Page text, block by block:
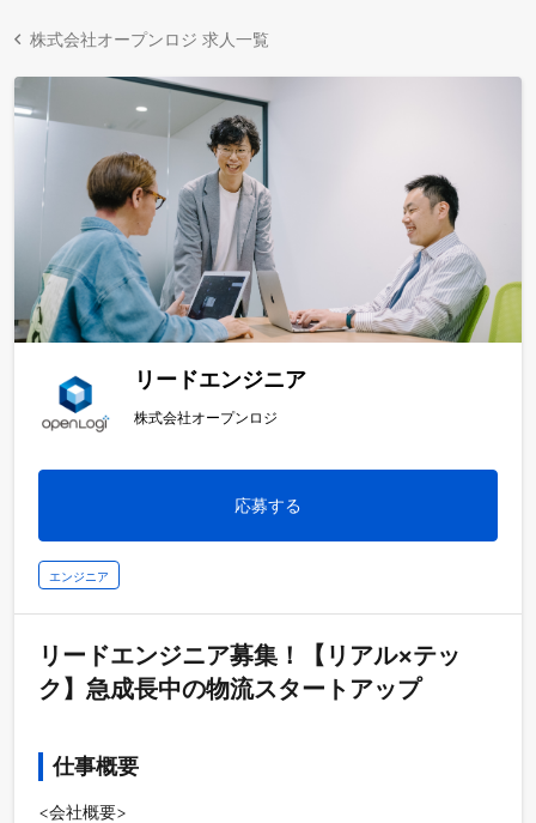
株式会社オープンロジ 求人一覧
リードエンジニア
株式会社オープンロジ
応募する
エンジニア
リードエンジニア募集！【リアル×テッ
ク】急成長中の物流スタートアップ
仕事概要
<会社概要>